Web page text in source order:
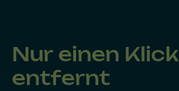
Nur einen Klick
entfernt